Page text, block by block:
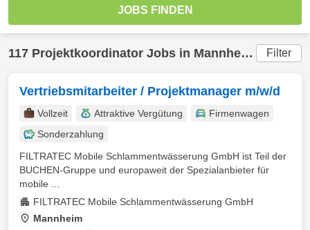
117 Projektkoordinator Jobs in Mannheim (20 km)
Filter
Vertriebsmitarbeiter / Projektmanager m/w/d
Vollzeit Attraktive Vergütung
Firmenwagen
Sonderzahlung
FILTRATEC Mobile Schlammentwässerung GmbH ist Teil der
BUCHEN-Gruppe und europaweit der Spezialanbieter für
mobile ...
FILTRATEC Mobile Schlammentwässerung GmbH
Mannheim